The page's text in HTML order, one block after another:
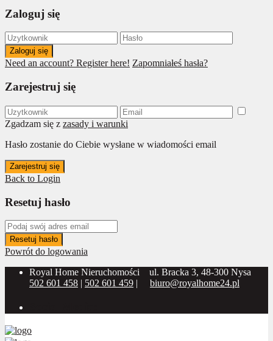
Zaloguj się
Zaloguj się
Need an account? Register here! Zapomniałeś hasła?
Zarejestruj się
Zgadzam się z zasady i warunki
Hasło zostanie do Ciebie wysłane w wiadomości email
Zarejestruj się
Back to Login
Resetuj hasło
Resetuj hasło
Powrót do logowania
Royal Home Nieruchomości
ul. Bracka 3, 48-300 Nysa
502 601 458 | 502 601 459 | biuro@royalhome24.pl